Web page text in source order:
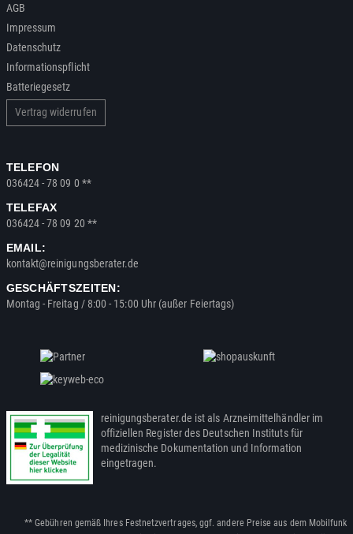
AGB
Impressum
Datenschutz
Informationspflicht
Batteriegesetz
Vertrag widerrufen
TELEFON
036424 - 78 09 0 **
TELEFAX
036424 - 78 09 20 **
EMAIL:
kontakt@reinigungsberater.de
GESCHÄFTSZEITEN:
Montag - Freitag / 8:00 - 15:00 Uhr (außer Feiertags)
reinigungsberater.de ist als Arzneimittelhändler im
offiziellen Register des Deutschen Instituts für
medizinische Dokumentation und Information
eingetragen.
** Gebühren gemäß Ihres Festnetzvertrages, ggf. andere Preise aus dem Mobilfunk